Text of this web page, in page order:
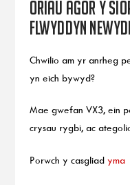
Oriau agor y
Flwyddyn
Chwilio am yr anrheg
yn eich bywyd?
Mae gwefan VX3, ein
crysau rygbi, ac
Porwch y casgliad yma